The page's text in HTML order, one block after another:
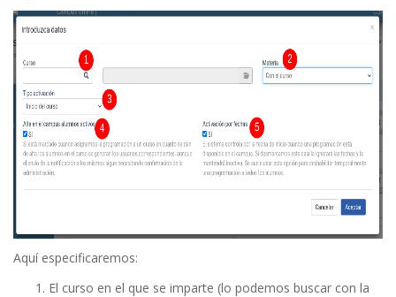
Aquí especificaremos:
El curso en el que se imparte (lo podemos buscar con la